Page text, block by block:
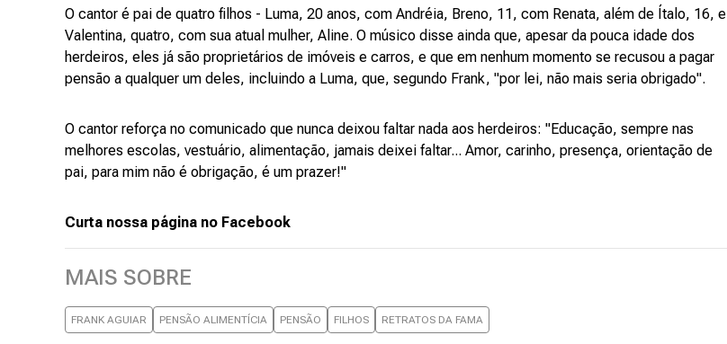
O cantor é pai de quatro filhos - Luma, 20 anos, com Andréia, Breno, 11, com Renata, além de Ítalo, 16, e
Valentina, quatro, com sua atual mulher, Aline. O músico disse ainda que, apesar da pouca idade dos
herdeiros, eles já são proprietários de imóveis e carros, e que em nenhum momento se recusou a pagar
pensão a qualquer um deles, incluindo a Luma, que, segundo Frank, "por lei, não mais seria obrigado".
O cantor reforça no comunicado que nunca deixou faltar nada aos herdeiros: "Educação, sempre nas
melhores escolas, vestuário, alimentação, jamais deixei faltar... Amor, carinho, presença, orientação de
pai, para mim não é obrigação, é um prazer!"
Curta nossa página no Facebook
MAIS SOBRE
FRANK AGUIAR PENSÃO ALIMENTÍCIA PENSÃO FILHOS RETRATOS DA FAMA